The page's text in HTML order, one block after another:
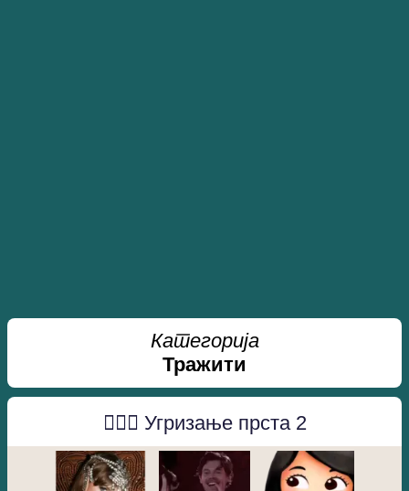
Категорија
Тражити
👉🏻👄 Угризање прста 2